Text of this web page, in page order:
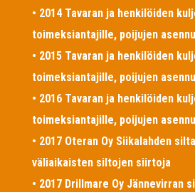
• 2014 Tavaran ja henkilöiden
toimeksiantajille, poijujen
• 2015 Tavaran ja henkilöiden
toimeksiantajille, poijujen
• 2016 Tavaran ja henkilöiden
toimeksiantajille, poijujen
• 2017 Oteran Oy Siikalahden
väliaikaisten siltojen siirtoja
• 2017 Drillmare Oy Jännevirran